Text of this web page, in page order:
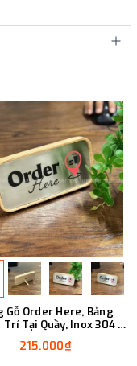
Gỗ Order Here, Bảng
Tại Quầy, Inox 304 -
215.000₫